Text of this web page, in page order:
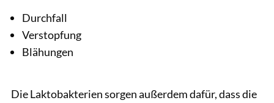
Durchfall
Verstopfung
Blähungen
Die Laktobakterien sorgen außerdem dafür, dass die